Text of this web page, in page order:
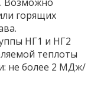
горящих
НГ1 и НГ2
теплоты
не более 2 МДж/